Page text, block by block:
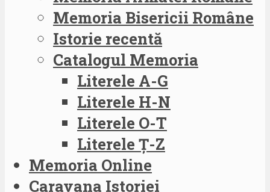
Memoria Bisericii Române
Istorie recentă
Catalogul Memoria
Literele A-G
Literele H-N
Literele O-T
Literele Ț-Z
Memoria Online
Caravana Istoriei